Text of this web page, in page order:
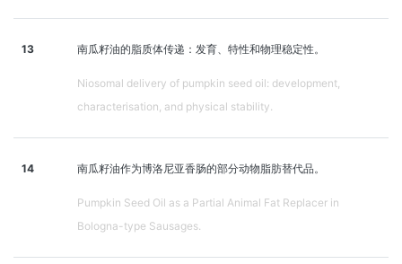
13 南瓜籽油的脂质体传递：发育、特性和物理稳定性。
Niosomal delivery of pumpkin seed oil: development,
characterisation, and physical stability.
14 南瓜籽油作为博洛尼亚香肠的部分动物脂肪替代品。
Pumpkin Seed Oil as a Partial Animal Fat Replacer in
Bologna-type Sausages.